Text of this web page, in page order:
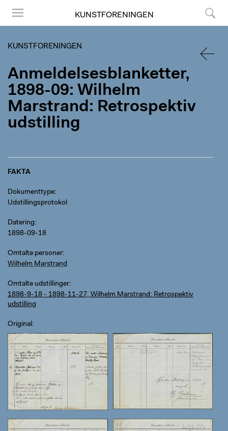
KUNSTFORENINGEN
KUNSTFORENINGEN
Anmeldelsesblanketter,
1898-09: Wilhelm
Marstrand: Retrospektiv
udstilling
FAKTA
Dokumenttype
Udstillingsprotokol
Datering
1898-09-18
Omtalte personer
Wilhelm Marstrand
Omtalte udstillinger
1898-9-18 - 1898-11-27, Wilhelm Marstrand: Retrospektiv
udstilling
Original